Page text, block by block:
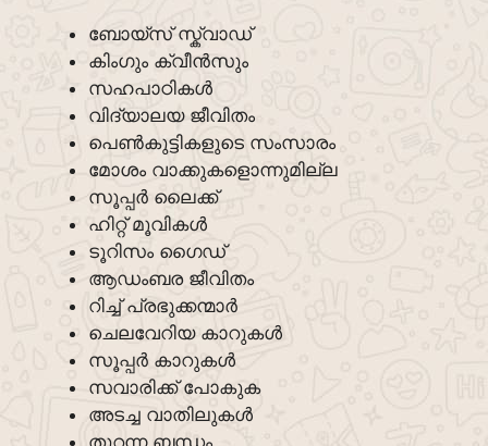
ബോയ്സ് സ്ക്വാഡ്
കിംഗും ക്വീൻസും
സഹപാഠികൾ
വിദ്യാലയ ജീവിതം
പെൺകുട്ടികളുടെ സംസാരം
മോശം വാക്കുകളൊന്നുമില്ല
സൂപ്പർ ലൈക്ക്
ഹിറ്റ് മൂവികൾ
ടൂറിസം ഗൈഡ്
ആഡംബര ജീവിതം
റിച്ച് പ്രഭുക്കന്മാർ
ചെലവേറിയ കാറുകൾ
സൂപ്പർ കാറുകൾ
സവാരിക്ക് പോകുക
അടച്ച വാതിലുകൾ
തുറന്ന ബന്ധം